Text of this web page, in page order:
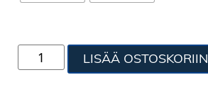
LISÄÄ OSTOSKORIIN